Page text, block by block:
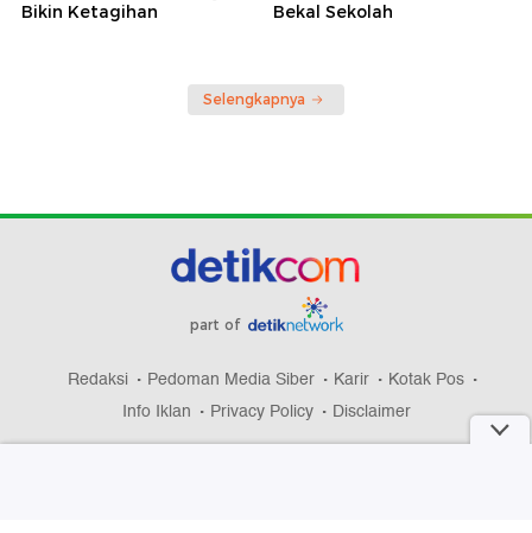
Bikin Ketagihan
Bekal Sekolah
Selengkapnya
part of
Redaksi Pedoman Media Siber Karir
Kotak Pos
Info Iklan
Privacy Policy Disclaimer